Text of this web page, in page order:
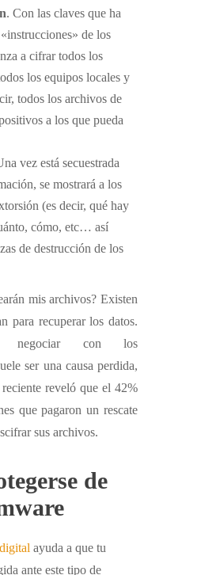
. Con las claves que ha
de los
a cifrar todos los
los equipos locales y
todos los archivos de
a los que pueda
vez está secuestrada
se mostrará a los
(es decir, qué hay
cómo, etc… así
de destrucción de los
mis archivos? Existen
para recuperar los datos.
negociar con los
ser una causa perdida,
reveló que el 42%
que pagaron un rescate
sus archivos.
de
ayuda a que tu
ante este tipo de